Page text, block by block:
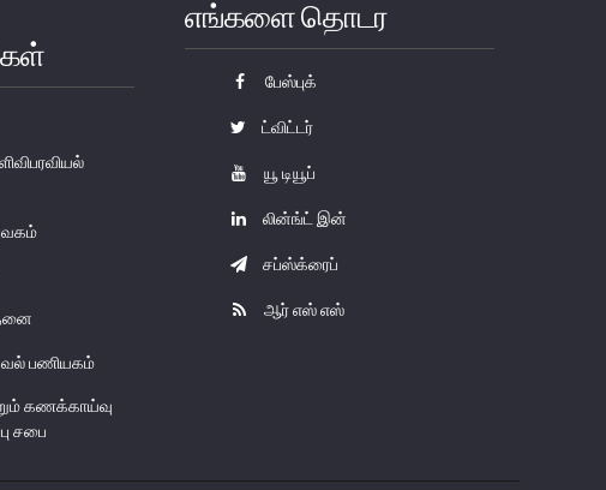
பணியகம்
கணக்காய்வு
சபை
எங்களை தொடர
பேஸ்புக்
ட்விட்டர்
யூ டியூப்
லின்ங்ட் இன்
சப்ஸ்க்ரைப்
ஆர் எஸ் எஸ்